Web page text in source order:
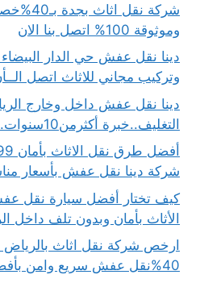
شركة نقل
وموثوقة 100% اتصل بنا الان
وتركيب مجاني للاثاث اتصل
التغليف..خبرة أكثرمن10سنوات..اتصل بنا
شركة دينا نقل عفش بأسعار
كيف تختار أفضل سيارة نقل
الأثاث بأمان وبدون تلف داخل
ارخص شركة نقل اثاث
40%نقل عفش سريع وامن بأفضل الأسعار